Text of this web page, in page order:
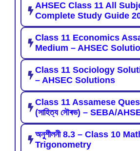
AHSEC Class 11 All
Complete Study Guide
Class 11 Economics
Medium – AHSEC
Class 11 Sociology
– AHSEC Solutions
Class 11 Assamese
(সাহিত্য সৌৰভ) – SEBA/
অনুশীলনী 8.3 – Class 10
Trigonometry